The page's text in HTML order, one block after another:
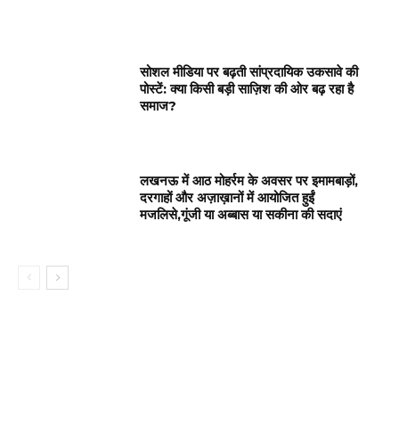
सोशल मीडिया पर बढ़ती सांप्रदायिक उकसावे की
पोस्टें: क्या किसी बड़ी साज़िश की ओर बढ़ रहा है
समाज?
लखनऊ में आठ मोहर्रम के अवसर पर इमामबाड़ों,
दरगाहों और अज़ाख़ानों में आयोजित हुईं
मजलिसे,गूंजी या अब्बास या सकीना की सदाएं